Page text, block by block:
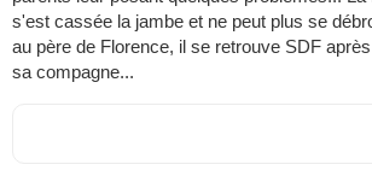
s'est cassée la jambe et ne peut plus se
au père de Florence, il se retrouve SDF
sa compagne...